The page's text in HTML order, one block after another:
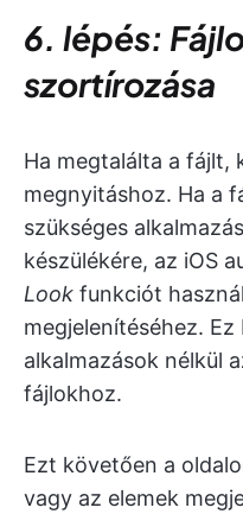
6. lépés:
szortírozása
Ha megtalálta a fájlt,
megnyitáshoz. Ha a
szükséges
készülékére, az iOS
Look funkciót
megjelenítéséhez.
alkalmazások nélkül
fájlokhoz.
Ezt követően a
vagy az elemek